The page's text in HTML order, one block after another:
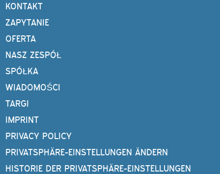
KONTAKT
ZAPYTANIE
OFERTA
NASZ ZESPÓŁ
SPÓŁKA
WIADOMOŚCI
TARGI
IMPRINT
PRIVACY POLICY
PRIVATSPHÄRE-EINSTELLUNGEN ÄNDERN
HISTORIE DER PRIVATSPHÄRE-EINSTELLUNGEN